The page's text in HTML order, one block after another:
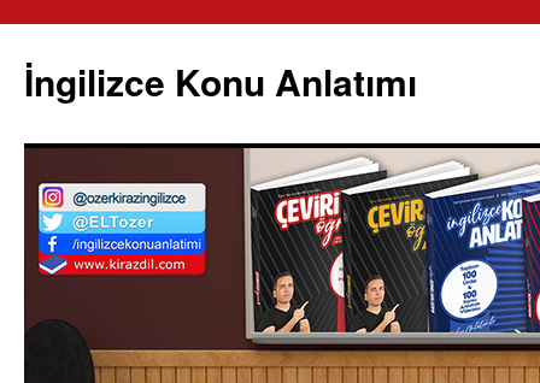
İngilizce Konu Anlatımı